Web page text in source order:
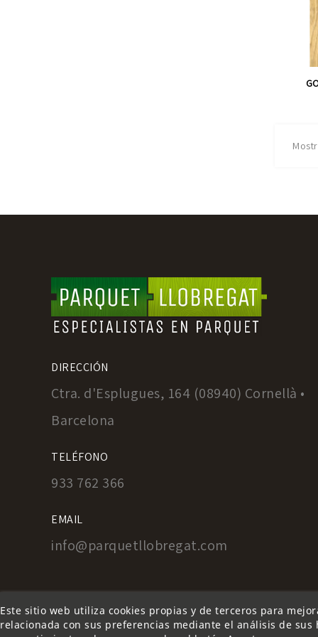
DIRECCIÓN
Ctra. d'Esplugues, 164 (08940) Cornellà •
Barcelona
TELÉFONO
933 762 366
EMAIL
info@parquetllobregat.com
Este sitio web utiliza cookies propias y de terceros para
relacionada con sus preferencias mediante el análisis de sus